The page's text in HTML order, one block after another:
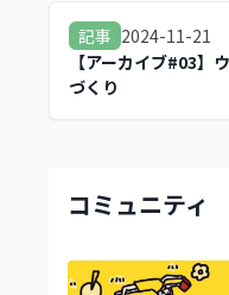
記事 2024-11-21
【アーカイブ#03】
づくり
コミュニティ